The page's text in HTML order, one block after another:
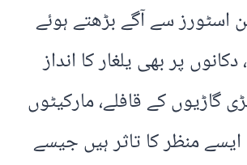
اسٹورز سے آگے بڑھتے ہوئے
پر بھی یلغار کا انداز
گاڑیوں کے قافلے، مارکیٹوں
منظر کا تاثر ہیں جیسے